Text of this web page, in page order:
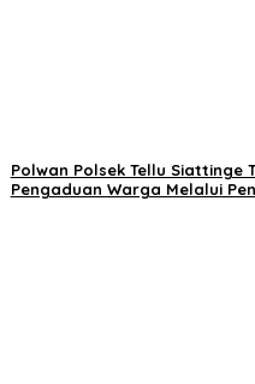
Polwan Polsek Tellu Siattinge
Pengaduan Warga Melalui